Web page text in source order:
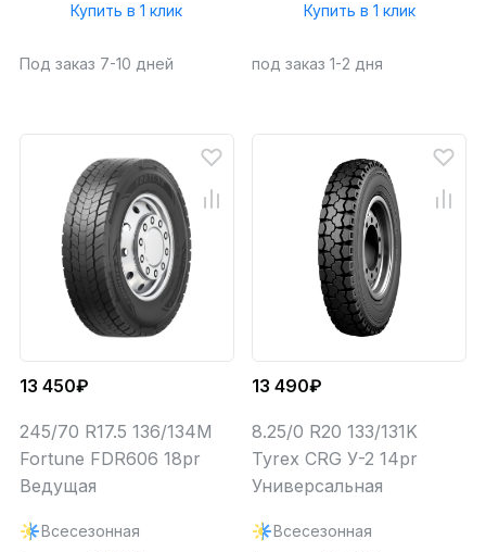
Купить в 1 клик
Под заказ 7-10 дней
Купить в 1 клик
под заказ 1-2 дня
13 450₽
245/70 R17.5 136/134M
Fortune FDR606 18pr
Ведущая
Всесезонная
13 490₽
8.25/0 R20 133/131K
Tyrex CRG У-2 14pr
Универсальная
Всесезонная